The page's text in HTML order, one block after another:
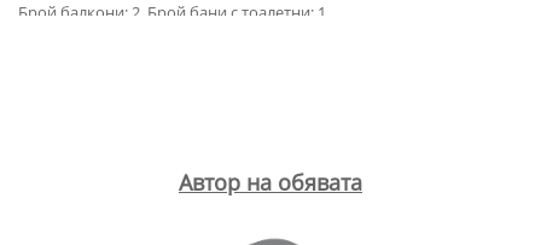
Брой балкони: 2. Брой бани с тоалетни: 1.
Автор на обявата